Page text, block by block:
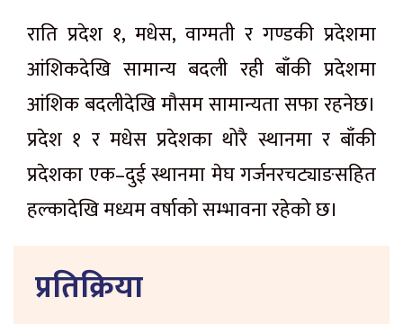
राति प्रदेश १, मधेस, वाग्मती र गण्डकी प्रदेशमा
आंशिकदेखि सामान्य बदली रही बाँकी प्रदेशमा
आंशिक बदलीदेखि मौसम सामान्यता सफा रहनेछ।
प्रदेश १ र मधेस प्रदेशका थोरै स्थानमा र बाँकी
प्रदेशका एक–दुई स्थानमा मेघ गर्जनरचट्याङसहित
हल्कादेखि मध्यम वर्षाको सम्भावना रहेको छ।
प्रतिक्रिया